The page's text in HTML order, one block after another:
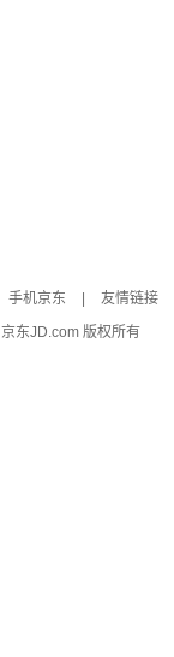
手机京东 友情链接
京东JD.com 版权所有